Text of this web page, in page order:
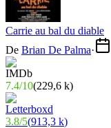
Carrie au bal du diable
De Brian De Palma·
7.4/10(229,6 k)
3.8/5(913,3 k)